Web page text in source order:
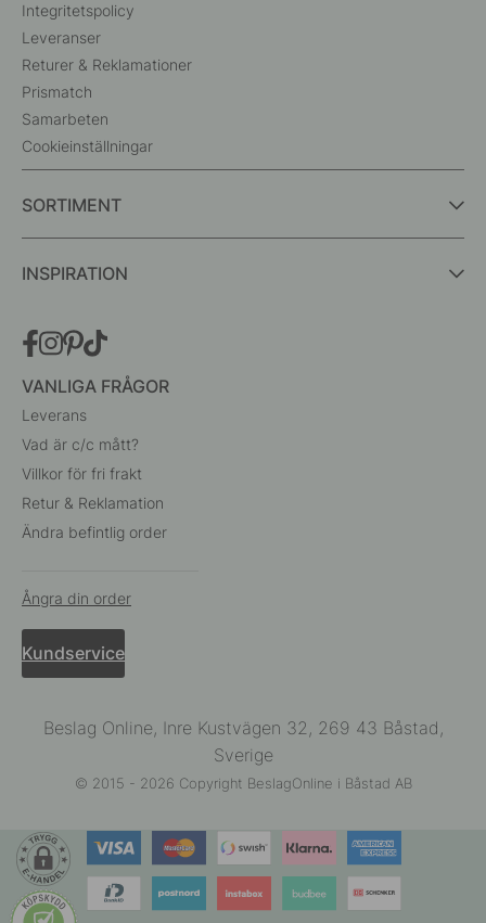
Integritetspolicy
Leveranser
Returer & Reklamationer
Prismatch
Samarbeten
Cookieinställningar
SORTIMENT
INSPIRATION
VANLIGA FRÅGOR
Leverans
Vad är c/c mått?
Villkor för fri frakt
Retur & Reklamation
Ändra befintlig order
Ångra din order
Kundservice
Beslag Online, Inre Kustvägen 32, 269 43 Båstad,
Sverige
© 2015 - 2026 Copyright BeslagOnline i Båstad AB